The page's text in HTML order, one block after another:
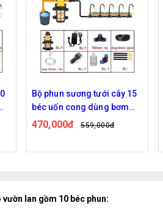
Bộ phun sương tưới cây 15
béc uốn cong dùng bơm
60w
470,000đ 559,000đ
lan gồm 10 béc phun: